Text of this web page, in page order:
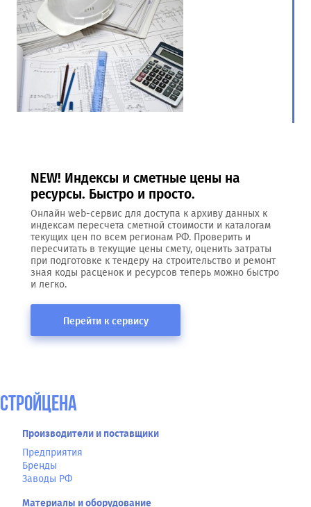
NEW! Индексы и сметные цены на
ресурсы. Быстро и просто.
Онлайн web-сервис для доступа к архиву данных к
индексам пересчета сметной стоимости и каталогам
текущих цен по всем регионам РФ. Проверить и
пересчитать в текущие цены смету, оценить затраты
при подготовке к тендеру на строительство и ремонт
зная коды расценок и ресурсов теперь можно быстро
и легко.
Перейти к сервису
СтройЦена
Производители и поставщики
Предприятия
Бренды
Заводы РФ
Материалы и оборудование